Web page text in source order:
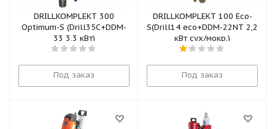
DRILLKOMPLEKT 300
Optimum-S (Drill35C+DDM-
33 3,3 кВт)
Под заказ
DRILLKOMPLEKT 100 Eco-
S(Drill14 eco+DDM-22NT 2,2
кВт сух/мокр.)
Под заказ